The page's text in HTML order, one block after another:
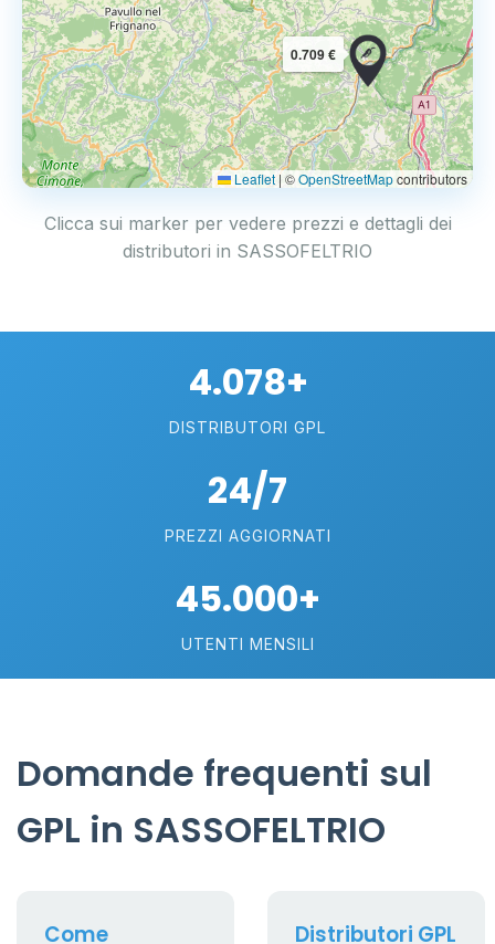
0.709 €
Leaflet | ©OpenStreetMapcontributors
Clicca sui marker per vedere prezzi e dettagli dei
distributori in SASSOFELTRIO
4.078+
DISTRIBUTORI GPL
24/7
PREZZI AGGIORNATI
45.000+
UTENTI MENSILI
Domande frequenti sul
GPL in SASSOFELTRIO
Come Distributori GPL